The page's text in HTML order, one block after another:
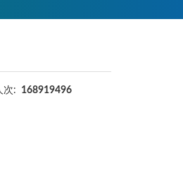
次: 168919496